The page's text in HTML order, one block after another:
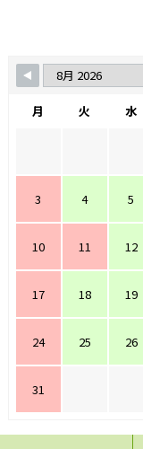
月 火 水
3 4 5
10 11 12
17 18 19
24 25 26
31